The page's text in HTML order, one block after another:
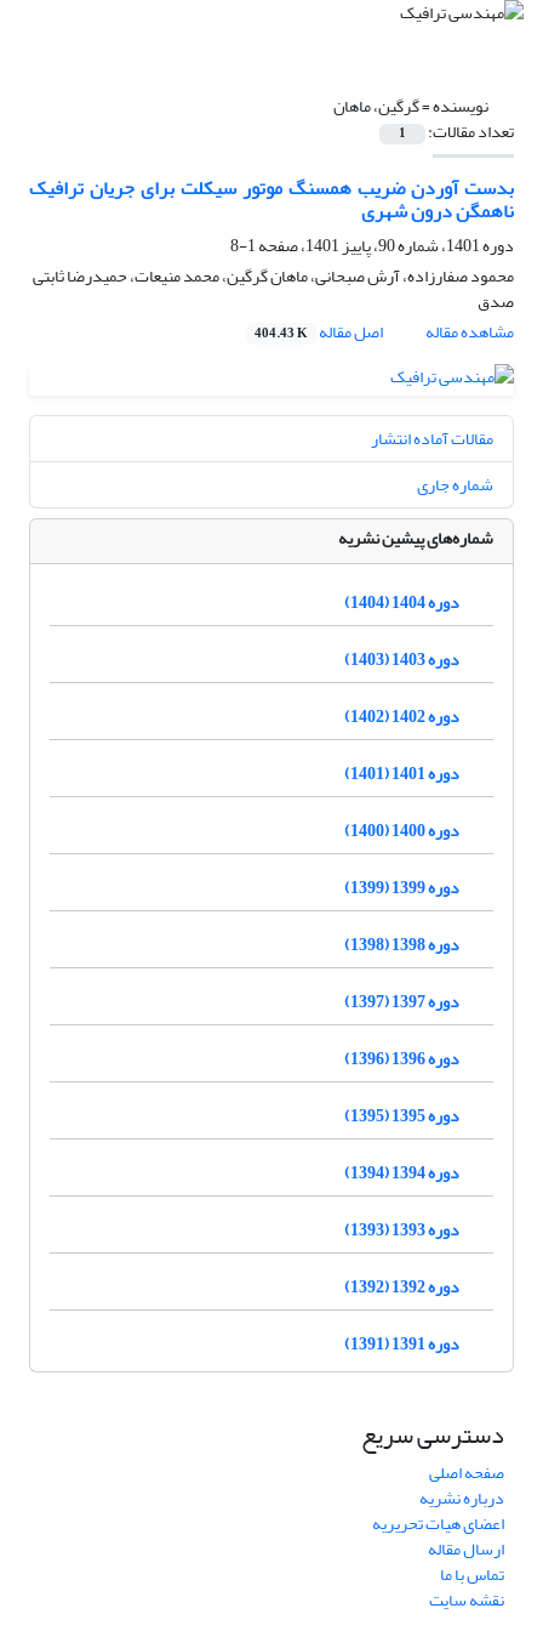
نویسنده =گرگین، ماهان
تعداد مقالات: 1
بدست آوردن ضریب همسنگ موتور سیکلت برای جریان ترافیک
ناهمگن درون شهری
دوره 1401، شماره 90، پاییز 1401، صفحه
1-8
محمود صفارزاده، آرش صبحانی، ماهان گرگین، محمد منیعات، حمیدرضا ثابتی
صدق
مشاهده مقاله
اصل مقاله 404.43 K
مقالات آماده انتشار
شماره جاری
شماره‌های پیشین نشریه
دوره 1404 (1404)
دوره 1403 (1403)
دوره 1402 (1402)
دوره 1401 (1401)
دوره 1400 (1400)
دوره 1399 (1399)
دوره 1398 (1398)
دوره 1397 (1397)
دوره 1396 (1396)
دوره 1395 (1395)
دوره 1394 (1394)
دوره 1393 (1393)
دوره 1392 (1392)
دوره 1391 (1391)
دسترسی سریع
صفحه اصلی
درباره نشریه
اعضای هیات تحریریه
ارسال مقاله
تماس با ما
نقشه سایت